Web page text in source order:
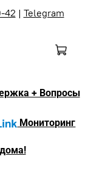
42 | Telegram
+ Вопросы
Мониторинг